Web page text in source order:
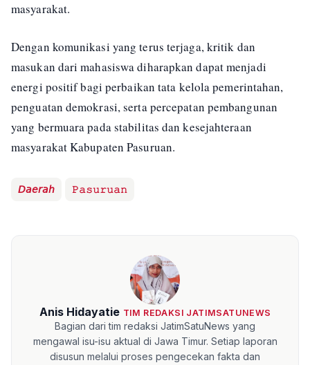
masyarakat.
Dengan komunikasi yang terus terjaga, kritik dan
masukan dari mahasiswa diharapkan dapat menjadi
energi positif bagi perbaikan tata kelola pemerintahan,
penguatan demokrasi, serta percepatan pembangunan
yang bermuara pada stabilitas dan kesejahteraan
masyarakat Kabupaten Pasuruan.
𝘋𝘢𝘦𝘳𝘢𝘩 𝙿𝚊𝚜𝚞𝚛𝚞𝚊𝚗
Anis Hidayatie TIM REDAKSI JATIMSATUNEWS
Bagian dari tim redaksi JatimSatuNews yang
mengawal isu-isu aktual di Jawa Timur. Setiap laporan
disusun melalui proses pengecekan fakta dan